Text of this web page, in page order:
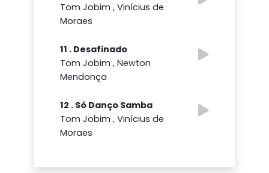
Tom Jobim , Vinícius de
Moraes
11 . Desafinado
Tom Jobim , Newton
Mendonça
12 . Só Danço Samba
Tom Jobim , Vinícius de
Moraes